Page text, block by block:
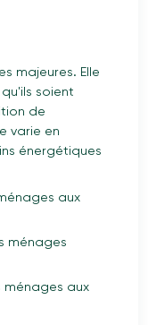
majeures. Elle
soient
de
varie en
énergétiques
aux
ménages
ménages aux